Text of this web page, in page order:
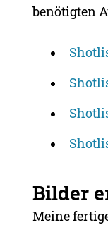
benötigten
Bilder
Meine